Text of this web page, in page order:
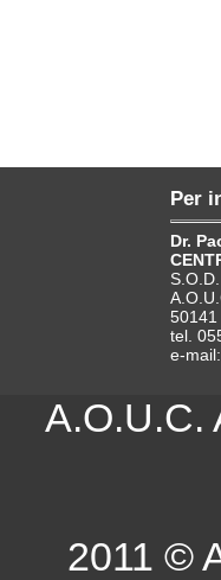
Per
Dr.
50141
tel.
e-mail:
A.O.U.C.
2011 ©